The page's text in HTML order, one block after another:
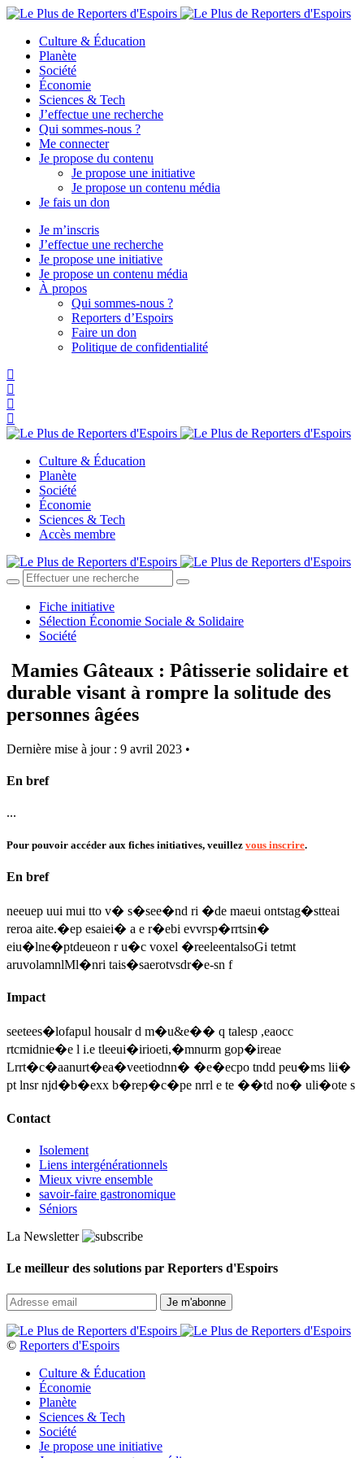
Culture & Éducation
Planète
Société
Économie
Sciences & Tech
J’effectue une recherche
Qui sommes-nous ?
Me connecter
Je propose du contenu
Je propose une initiative
Je propose un contenu média
Je fais un don
Je m’inscris
J’effectue une recherche
Je propose une initiative
Je propose un contenu média
À propos
Qui sommes-nous ?
Reporters d’Espoirs
Faire un don
Politique de confidentialité
Culture & Éducation
Planète
Société
Économie
Sciences & Tech
Accès membre
Fiche initiative
Sélection Économie Sociale & Solidaire
Société
Mamies Gâteaux : Pâtisserie solidaire et
durable visant à rompre la solitude des
personnes âgées
Dernière mise à jour : 9 avril 2023 •
En bref
...
Pour pouvoir accéder aux fiches initiatives, veuillez vous inscrire.
En bref
neeuep uui mui tto v� s�see�nd ri �de maeui ontstag�stteai
reroa aite.�ep esaiei� a e r�ebi evvrsp�rrtsin�
eiu�lne�ptdeueon r u�c voxel �reeleentalsoGi tetmt
aruvolamnlMl�nri tais�saerotvsdr�e-sn f
Impact
seetees�lofapul housalr d m�u&e�� q talesp ,eaocc
rtcmidnie�e l i.e tleeui�irioeti,�mnurm gop�ireae
Lrrt�c�aanurt�ea�veetiodnn� �e�ecpo tndd peu�ms lii�
pt lnsr njd�b�exx b�rep�c�pe nrrl e te ��td no� uli�ote s
Contact
Isolement
Liens intergénérationnels
Mieux vivre ensemble
savoir-faire gastronomique
Séniors
La Newsletter
Le meilleur des solutions par Reporters d'Espoirs
© Reporters d'Espoirs
Culture & Éducation
Économie
Planète
Sciences & Tech
Société
Je propose une initiative